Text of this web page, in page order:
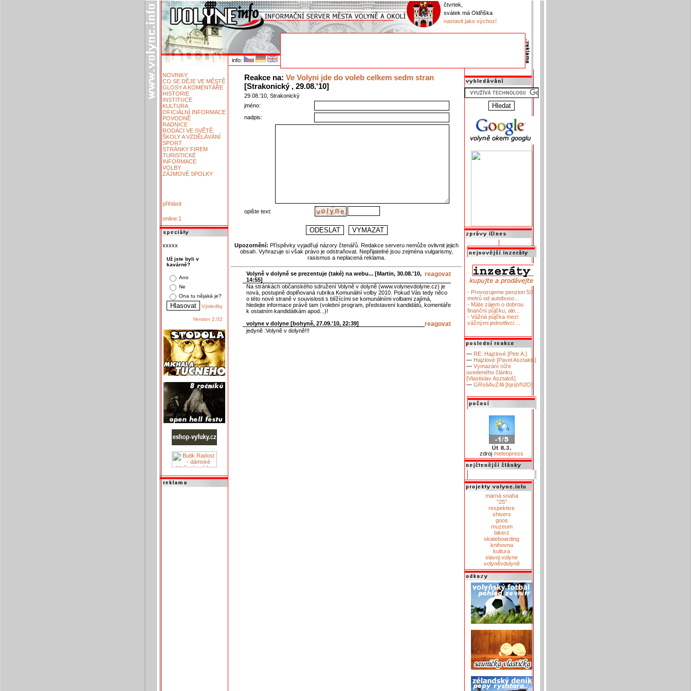
čtvrtek,
svátek má Oldřiška
nastavit jako výchozí
info:
NOVINKY
CO SE DĚJE VE MĚSTĚ
GLOSY A KOMENTÁŘE
HISTORIE
INSTITUCE
KULTURA
OFICIÁLNÍ INFORMACE
POVODNĚ
RADNICE
RODÁCI VE SVĚTĚ
ŠKOLY A VZDĚLÁVÁNÍ
SPORT
STRÁNKY FIREM
TURISTICKÉ
INFORMACE
VOLBY
ZÁJMOVÉ SPOLKY
přihlásit
online:1
xxxxx
Už jste byli v
kavárně?
Ano
Ne
Ona tu nějaká je?
Výsledky
Version 2.02
Reakce na: Ve Volyni jde do voleb celkem sedm stran
[Strakonický , 29.08.'10]
29.08.'10, Strakonický
jméno:
nadpis:
opište text:
Upozornění: Příspěvky vyjadřují názory čtenářů. Redakce serveru nemůže ovlivnit jejich
obsah. Vyhrazuje si však právo je odstraňovat. Nepřijatelné jsou zejména vulgarismy,
rasismus a neplacená reklama.
reagovat
Volyně v dolyně se prezentuje (také) na webu... [Martin, 30.08.'10,
14:55]
Na stránkách občanského sdružení Volyně v dolyně (www.volynevdolyne.cz) je
nová, postupně doplňovaná rubrika Komunální volby 2010. Pokud Vás tedy něco
o této nové straně v souvislosti s blížícími se komunálními volbami zajímá,
hledejte informace právě tam (volební program, představení kandidátů, komentáře
k ostatním kandidátkám apod...)!
reagovat
volyne v dolyne [bohyně, 27.09.'10, 22:39]
jedyně :Volyně v dolyně!!!
- Provozujeme penzion 50
metrů od autobuso...
- Máte zájem o dobrou
finanční půjčku, ale...
- Vážná půjčka mezi
vážnými jednotlivci ...
— RE: Hajzlové [Petr A.]
— Hajzlové [Pavel Asztaloš]
— Vymazání níže
uvedeného článku
[Vlastislav Asztaloš]
— GRs6AvZ4li [IqrqVh2O]
zdroj meteopress
marná snaha
"25"
respektive
shivers
goos
muzeum
bikerz
skateboarding
knihovna
kultura
slavoj volyne
volyněvdolyně